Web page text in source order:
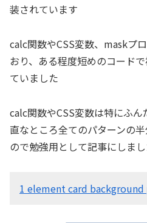
装されています
calc関数やCSS変数、maskプ
おり、ある程度短めのコード
ていました
calc関数やCSS変数は特にふ
直なところ全てのパターンの
ので勉強用として記事にしま
1 element card